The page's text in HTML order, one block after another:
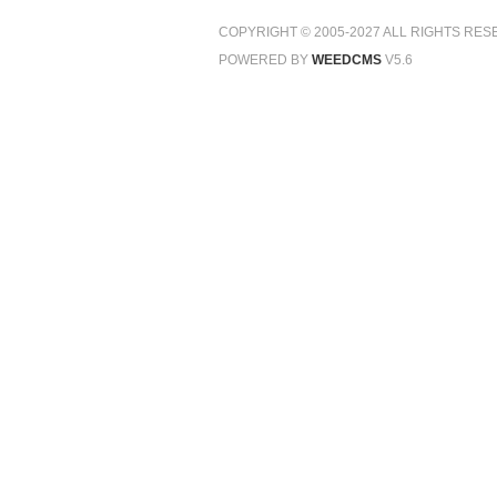
COPYRIGHT © 2005-2027 ALL RIGHTS
POWERED BY WEEDCMS V5.6